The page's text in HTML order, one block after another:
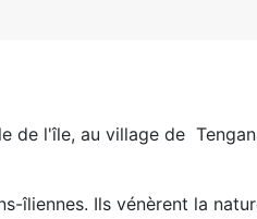
de l'île, au village de
îliennes. Ils vénèrent la